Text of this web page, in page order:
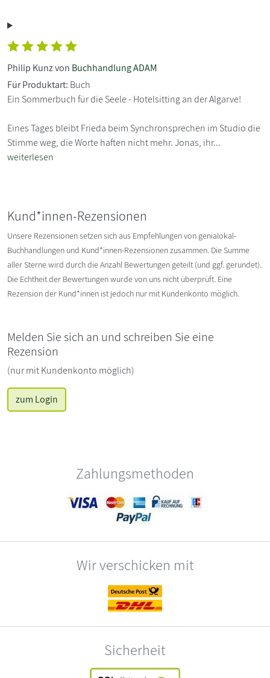
Philip Kunz von Buchhandlung ADAM
Für Produktart: Buch
Ein Sommerbuch für die Seele - Hotelsitting an der Algarve!
Eines Tages bleibt Frieda beim Synchronsprechen im Studio die
Stimme weg, die Worte haften nicht mehr. Jonas, ihr...
weiterlesen
Kund*innen-Rezensionen
Unsere Rezensionen setzen sich aus Empfehlungen von genialokal-
Buchhandlungen und Kund*innen-Rezensionen zusammen. Die Summe
aller Sterne wird durch die Anzahl Bewertungen geteilt (und ggf. gerundet).
Die Echtheit der Bewertungen wurde von uns nicht überprüft. Eine
Rezension der Kund*innen ist jedoch nur mit Kundenkonto möglich.
Melden Sie sich an und schreiben Sie eine
Rezension
(nur mit Kundenkonto möglich)
zum Login
Zahlungsmethoden
Wir verschicken mit
Sicherheit